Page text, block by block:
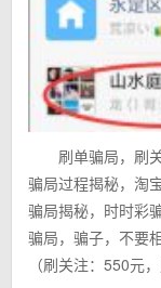
刷单骗局，刷
骗局过程揭秘，淘
骗局揭秘，时时彩
骗局，骗子，不要
（刷关注：550元